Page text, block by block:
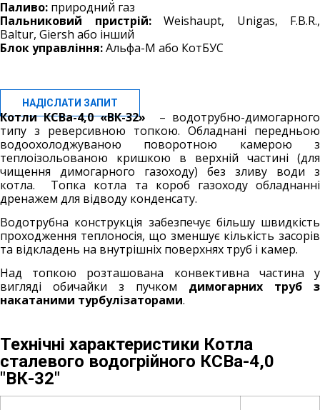
Паливо: природний газ
Пальниковий пристрій:Weishaupt, Unigas, F.B.R.,
Baltur, Giersh або інший
Блок управління:Альфа-М або КотБУС
НАДІСЛАТИ ЗАПИТ
Котли КСВа-4,0 «ВК-32» – водотрубно-димогарного
типу з реверсивною топкою. Обладнані передньою
водоохолоджуваною поворотною камерою з
теплоізольованою кришкою в верхній частині (для
чищення димогарного газоходу) без зливу води з
котла. Топка котла та короб газоходу обладнанні
дренажем для відводу конденсату.
Водотрубна конструкція забезпечує більшу швидкість
проходження теплоносія, що зменшує кількість засорів
та відкладень на внутрішніх поверхнях труб і камер.
Над топкою розташована конвективна частина у
вигляді обичайки з пучком димогарних труб з
накатаними турбулізаторами.
Технічні характеристики Котла
сталевого водогрійного КСВа-4,0
"ВК-32"